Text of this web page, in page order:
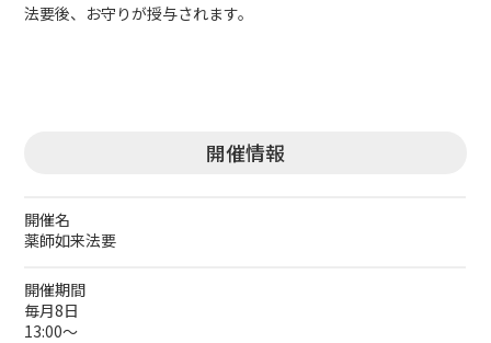
法要後、お守りが授与されます。
開催情報
開催名
薬師如来法要
開催期間
毎月8日
13:00～